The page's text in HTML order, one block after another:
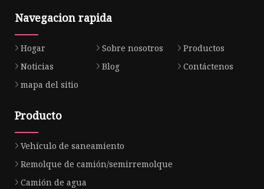
Navegacion rapida
Hogar Sobre nosotros
Productos
Noticias
Blog
Contáctenos
mapa del sitio
Producto
Vehículo de saneamiento
Remolque de camión/semirremolque
Camión de agua